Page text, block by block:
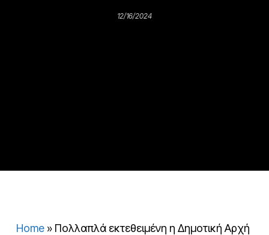
12/16/2024
Home» Πολλαπλά εκτεθειμένη η Δημοτική Αρχή